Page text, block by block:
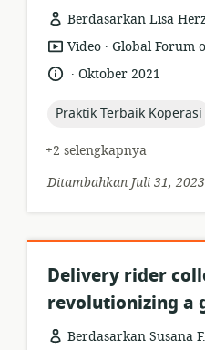
Berdasarkan Lisa
format
sumber
daya:
Video .
penerbit:
Global Forum
bahasa:
.
tanggal
Oktober 2021
topic:
Praktik Terbaik Koperasi
+2 selengkapnya
Ditambahkan Juli 31, 2023
Delivery rider
revolutionizing a
Berdasarkan Susana